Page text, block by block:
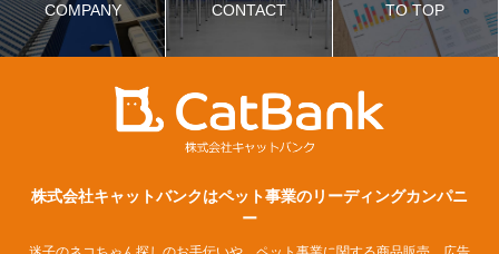
COMPANY CONTACT TO TOP
株式会社キャットバンクはペット事業のリーディングカンパニ
ー